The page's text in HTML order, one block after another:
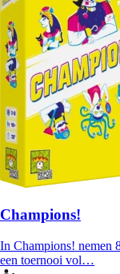
Champions!
In Champions! nemen
een toernooi vol…